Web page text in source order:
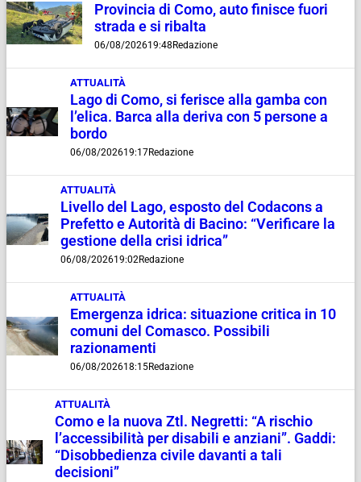
Provincia di Como, auto finisce fuori
strada e si ribalta
06/08/202619:48 Redazione
ATTUALITÀ
Lago di Como, si ferisce alla gamba con
l’elica. Barca alla deriva con 5 persone a
bordo
06/08/202619:17Redazione
ATTUALITÀ
Livello del Lago, esposto del Codacons a
Prefetto e Autorità di Bacino: “Verificare la
gestione della crisi idrica”
06/08/202619:02Redazione
ATTUALITÀ
Emergenza idrica: situazione critica in 10
comuni del Comasco. Possibili
razionamenti
06/08/202618:15Redazione
ATTUALITÀ
Como e la nuova Ztl. Negretti: “A rischio
l’accessibilità per disabili e anziani”. Gaddi:
“Disobbedienza civile davanti a tali
decisioni”